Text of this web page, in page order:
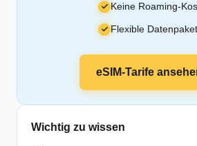
Keine Roaming-
Flexible
eSIM-Tarife
Wichtig zu wissen